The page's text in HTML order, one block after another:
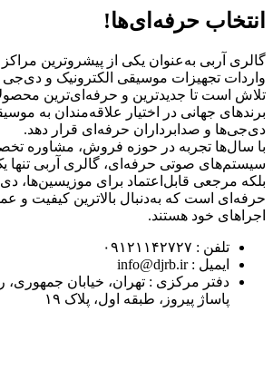
انتخاب حرفه‌ای‌ها!
گالری آربی به‌عنوان یکی از پیشروترین
واردات تجهیزات موسیقی الکترونیک و دی‌جی
تلاش است تا جدیدترین و حرفه‌ای‌ترین
برندهای جهانی در اختیار علاقه‌مندان به
دی‌جی‌ها و صدابرداران حرفه‌ای قرار دهد.
با سال‌ها تجربه در حوزه فروش، مشاوره
سیستم‌های صوتی حرفه‌ای، گالری آربی تنها
بلکه مرجعی قابل‌اعتماد برای موزیسین‌ها،
حرفه‌ای است که به‌دنبال بالاترین کیفیت و
اجراهای خود هستند.
تلفن : ۰۹۱۲۱۱۴۲۷۲۷
ایمیل : info@djrb.ir
دفتر مرکزی : تهران، خیابان جمهوری،
پاساژ پیروز، طبقه اول، پلاک ۱۹